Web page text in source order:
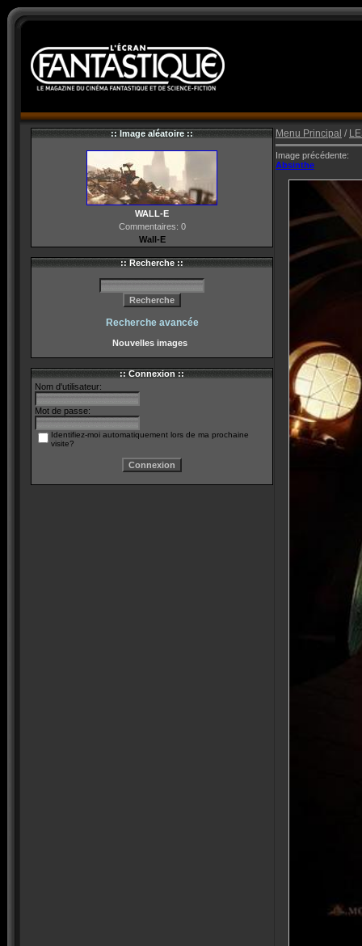
:: Image aléatoire ::
WALL-E
Commentaires: 0
Wall-E
:: Recherche ::
Recherche avancée
Nouvelles images
:: Connexion ::
Nom d'utilisateur:
Mot de passe:
Identifiez-moi automatiquement lors de ma prochaine
visite?
Menu Principal /
Image précédente:
Absinthe